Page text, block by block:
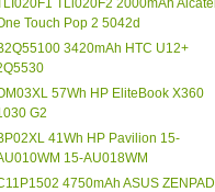
TLi020F2 2000mAh Alcatel
Touch Pop 2 5042d
3420mAh HTC U12+
57Wh HP EliteBook X360
G2
41Wh HP Pavilion 15-
15-AU018WM
4750mAh ASUS ZENPAD